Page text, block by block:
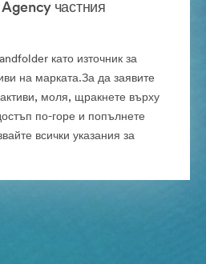
частния
като източник за
на марката.За да заявите
моля, щракнете върху
по-горе и попълнете
всички указания за